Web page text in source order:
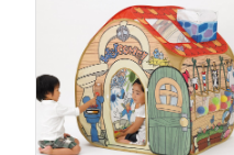
Smile & Kindness